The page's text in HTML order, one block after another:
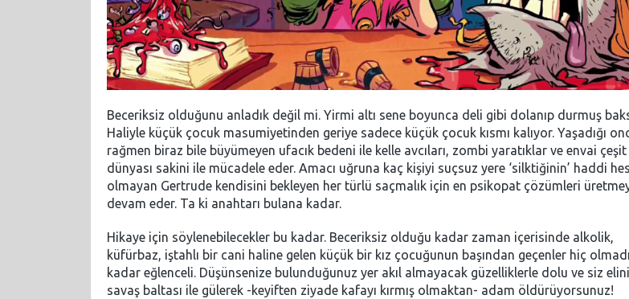
Beceriksiz olduğunu anladık değil mi. Yirmi altı sene boyunca deli gibi dolanıp durmuş
Haliyle küçük çocuk masumiyetinden geriye sadece küçük çocuk kısmı kalıyor. Yaşadığı
rağmen biraz bile büyümeyen ufacık bedeni ile kelle avcıları, zombi yaratıklar ve envai
dünyası sakini ile mücadele eder. Amacı uğruna kaç kişiyi suçsuz yere ‘silktiğinin’ haddi
olmayan Gertrude kendisini bekleyen her türlü saçmalık için en psikopat çözümleri
devam eder. Ta ki anahtarı bulana kadar.
Hikaye için söylenebilecekler bu kadar. Beceriksiz olduğu kadar zaman içerisinde alkolik,
küfürbaz, iştahlı bir cani haline gelen küçük bir kız çocuğunun başından geçenler hiç
kadar eğlenceli. Düşünsenize bulunduğunuz yer akıl almayacak güzelliklerle dolu ve siz
savaş baltası ile gülerek -keyiften ziyade kafayı kırmış olmaktan- adam öldürüyorsunuz!